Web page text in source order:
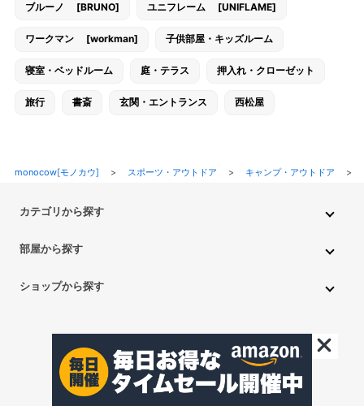
ブルーノ [BRUNO] ユニフレーム [UNIFLAME]
ワークマン [workman] 子供部屋・キッズルーム
寝室・ベッドルーム 庭・テラス 押入れ・クローゼット
旅行 書斎 玄関・エントランス 西松屋
monocow[モノカウ] > スポーツ・アウトドア > キャンプ・アウトドア >
カテゴリから探す
ペット用品 ベビー・キッズ
部屋から探す
トイレ・洗面所 バスルーム 押入れ・クローゼット
玄関・エントランス 庭・テラス/a> 一人暮らし
ショップから探す
アイリスオーヤマ しまむら 西松屋 CanDo
©monocow All Rights Reserved.